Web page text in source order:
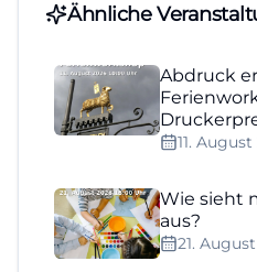
Ähnliche
Abdruck
11.
Wie sieht
aus?
21.